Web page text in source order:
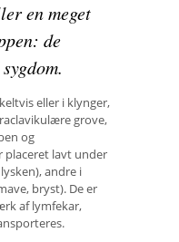
en meget
de
eller i klynger,
grove,
og
placeret lavt under
andre i
bryst). De er
af lymfekar,